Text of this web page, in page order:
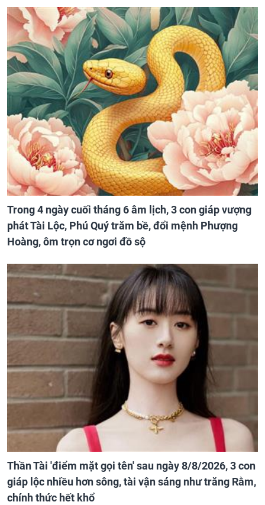
Trong 4 ngày cuối tháng 6 âm lịch, 3 con giáp vượng
phát Tài Lộc, Phú Quý trăm bề, đổi mệnh Phượng
Hoàng, ôm trọn cơ ngơi đồ sộ
Thần Tài 'điểm mặt gọi tên' sau ngày 8/8/2026, 3 con
giáp lộc nhiều hơn sông, tài vận sáng như trăng Rằm,
chính thức hết khổ